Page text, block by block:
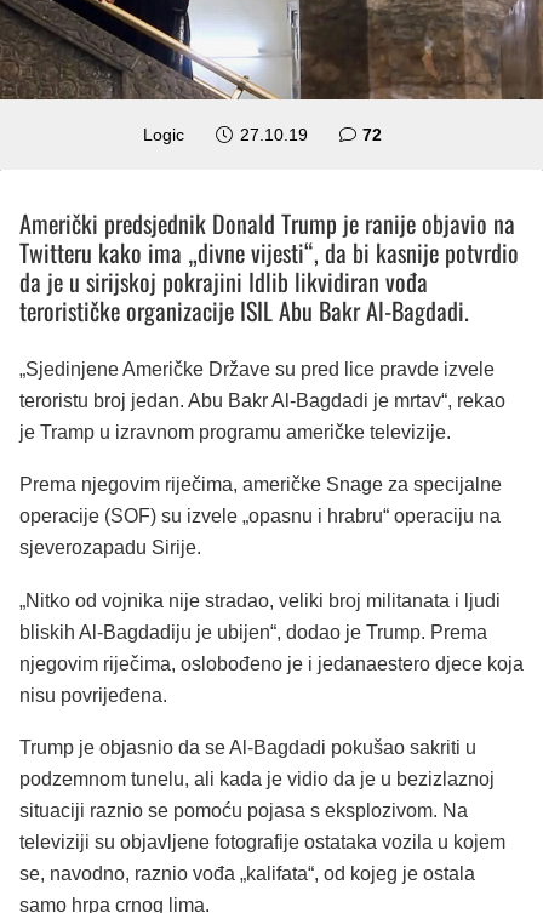
Logic 27.10.19 72
Američki predsjednik Donald Trump je ranije objavio na
Twitteru kako ima „divne vijesti“, da bi kasnije potvrdio
da je u sirijskoj pokrajini Idlib likvidiran vođa
terorističke organizacije ISIL Abu Bakr Al-Bagdadi.
„Sjedinjene Američke Države su pred lice pravde izvele
teroristu broj jedan. Abu Bakr Al-Bagdadi je mrtav“, rekao
je Tramp u izravnom programu američke televizije.
Prema njegovim riječima, američke Snage za specijalne
operacije (SOF) su izvele „opasnu i hrabru“ operaciju na
sjeverozapadu Sirije.
„Nitko od vojnika nije stradao, veliki broj militanata i ljudi
bliskih Al-Bagdadiju je ubijen“, dodao je Trump. Prema
njegovim riječima, oslobođeno je i jedanaestero djece koja
nisu povrijeđena.
Trump je objasnio da se Al-Bagdadi pokušao sakriti u
podzemnom tunelu, ali kada je vidio da je u bezizlaznoj
situaciji raznio se pomoću pojasa s eksplozivom. Na
televiziji su objavljene fotografije ostataka vozila u kojem
se, navodno, raznio vođa „kalifata“, od kojeg je ostala
samo hrpa crnog lima.